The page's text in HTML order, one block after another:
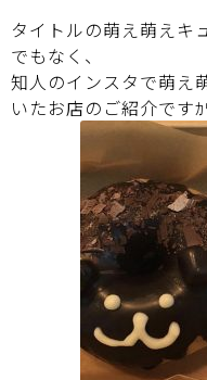
タイトルの萌え萌えキ
でもなく、
知人のインスタで萌え
いたお店のご紹介で